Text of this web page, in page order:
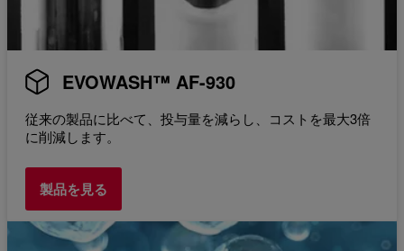
EVOWASH™ AF-930
従来の製品に比べて、投与量を減らし、コストを最大3倍
に削減します。
製品を見る